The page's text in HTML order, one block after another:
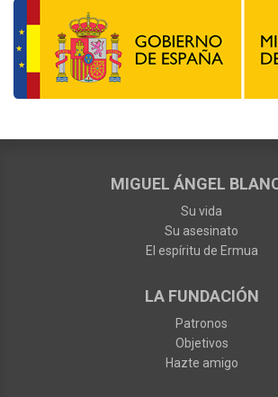
MIGUEL ÁNGEL
Su vida
Su asesinato
El espíritu de Ermua
LA FUNDACIÓN
Patronos
Objetivos
Hazte amigo